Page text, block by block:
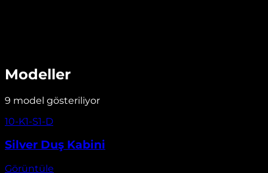
Modeller
9 model gösteriliyor
Görüntüle